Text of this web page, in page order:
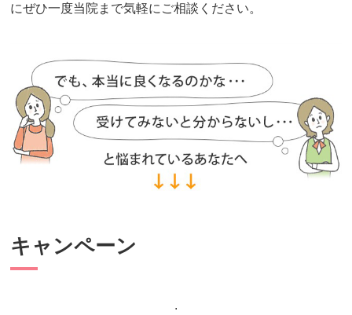
にぜひ一度当院まで気軽にご相談ください。
キャンペーン
.